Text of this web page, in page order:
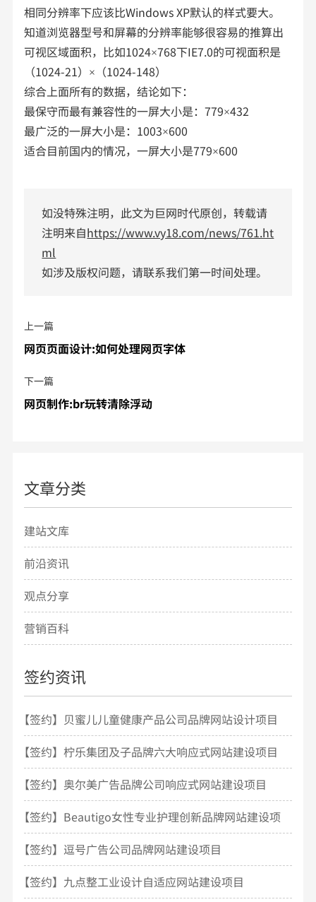
相同分辨率下应该比Windows XP默认的样式要大。
知道浏览器型号和屏幕的分辨率能够很容易的推算出
可视区域面积，比如1024×768下IE7.0的可视面积是
（1024-21）×（1024-148）
综合上面所有的数据，结论如下：
最保守而最有兼容性的一屏大小是：779×432
最广泛的一屏大小是：1003×600
适合目前国内的情况，一屏大小是779×600
如没特殊注明，此文为巨网时代原创，转载请
注明来自https://www.vy18.com/news/761.ht
ml
如涉及版权问题，请联系我们第一时间处理。
上一篇
网页页面设计:如何处理网页字体
下一篇
网页制作:br玩转清除浮动
文章分类
建站文库
前沿资讯
观点分享
营销百科
签约资讯
【签约】贝蜜儿儿童健康产品公司品牌网站设计项目
开发
【签约】柠乐集团及子品牌六大响应式网站建设项目
【签约】奥尔美广告品牌公司响应式网站建设项目
【签约】Beautigo女性专业护理创新品牌网站建设项
目
【签约】逗号广告公司品牌网站建设项目
【签约】九点整工业设计自适应网站建设项目